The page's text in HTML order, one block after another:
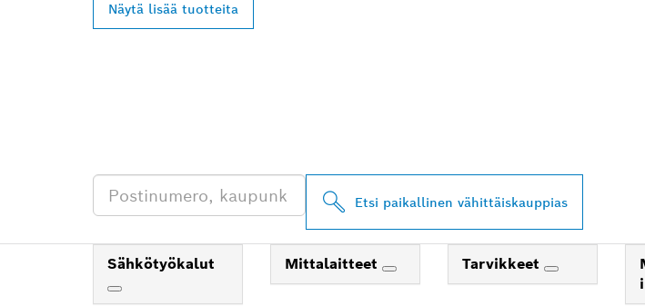
Näytä lisää tuotteita
Etsi paikallinen vähittäiskauppias
Sähkötyökalut Mittalaitteet Tarvikkeet